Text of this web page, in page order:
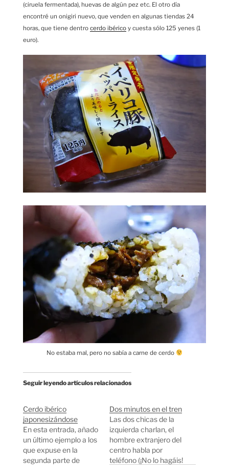
(ciruela fermentada), huevas de algún pez etc. El otro día
encontré un onigiri nuevo, que venden en algunas tiendas 24
horas, que tiene dentro cerdo ibérico y cuesta sólo 125 yenes (1
euro).
No estaba mal, pero no sabía a carne de cerdo
Seguir leyendo artículos relacionados
Cerdo ibérico
japonesizándose
En esta entrada, añado
un último ejemplo a los
que expuse en la
segunda parte de
Dos minutos en el tren
Las dos chicas de la
izquierda charlan, el
hombre extranjero del
centro habla por
teléfono (¡No lo hagáis!